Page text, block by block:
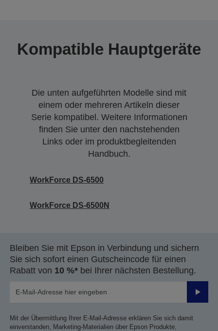
Kompatible Hauptgeräte
Die unten aufgeführten Modelle sind mit
einem oder mehreren Artikeln dieser
Serie kompatibel. Weitere Informationen
finden Sie unter den nachstehenden
Links oder im produktbegleitenden
Handbuch.
WorkForce DS-6500
WorkForce DS-6500N
Bleiben Sie mit Epson in Verbindung und sichern
Sie sich sofort einen Gutscheincode für einen
Rabatt von 10 %* bei Ihrer nächsten Bestellung.
Mit der Übermittlung Ihrer E-Mail-Adresse erklären Sie sich damit
einverstanden, Marketing-Materialien über Epson Produkte,